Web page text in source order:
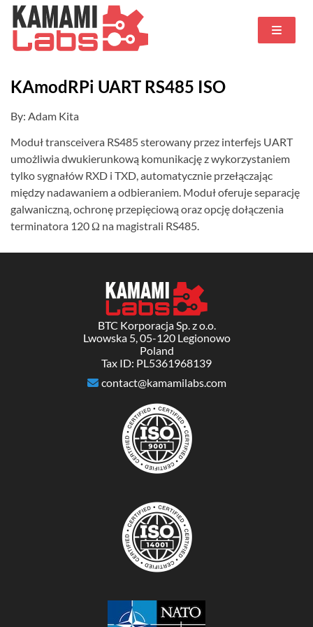
KAmodRPi UART RS485 ISO
By: Adam Kita
Moduł transceivera RS485 sterowany przez interfejs UART
umożliwia dwukierunkową komunikację z wykorzystaniem
tylko sygnałów RXD i TXD, automatycznie przełączając
między nadawaniem a odbieraniem. Moduł oferuje separację
galwaniczną, ochronę przepięciową oraz opcję dołączenia
terminatora 120 Ω na magistrali RS485.
BTC Korporacja Sp. z o.o.
Lwowska 5, 05-120 Legionowo
Poland
Tax ID: PL5361968139
contact@kamamilabs.com